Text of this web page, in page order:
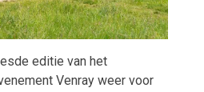
editie van het
Venray weer voor